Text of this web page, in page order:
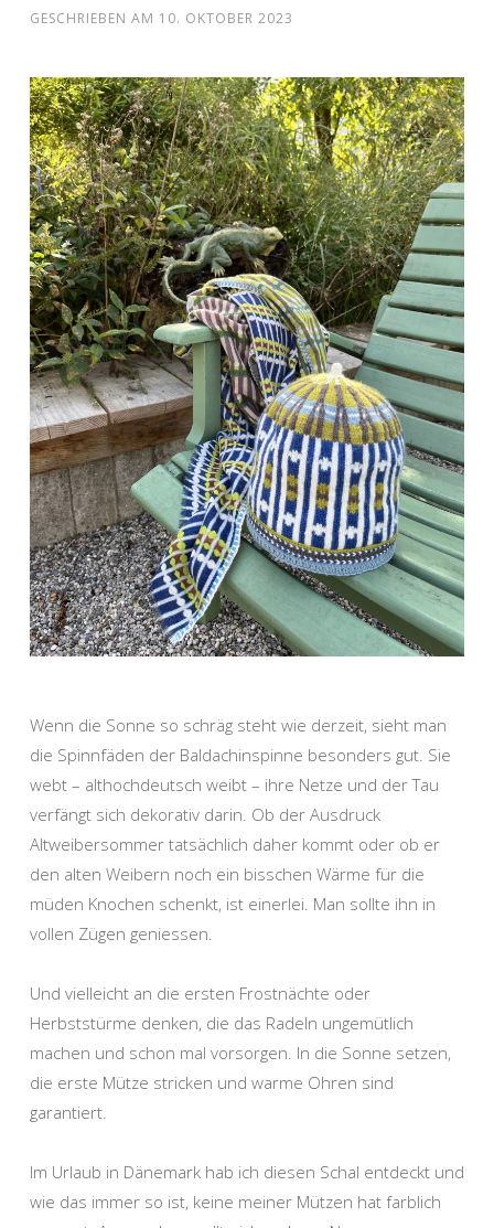
GESCHRIEBEN AM 10. OKTOBER 2023
Wenn die Sonne so schräg steht wie derzeit, sieht man
die Spinnfäden der Baldachinspinne besonders gut. Sie
webt – althochdeutsch weibt – ihre Netze und der Tau
verfängt sich dekorativ darin. Ob der Ausdruck
Altweibersommer tatsächlich daher kommt oder ob er
den alten Weibern noch ein bisschen Wärme für die
müden Knochen schenkt, ist einerlei. Man sollte ihn in
vollen Zügen geniessen.
Und vielleicht an die ersten Frostnächte oder
Herbststürme denken, die das Radeln ungemütlich
machen und schon mal vorsorgen. In die Sonne setzen,
die erste Mütze stricken und warme Ohren sind
garantiert.
Im Urlaub in Dänemark hab ich diesen Schal entdeckt und
wie das immer so ist, keine meiner Mützen hat farblich